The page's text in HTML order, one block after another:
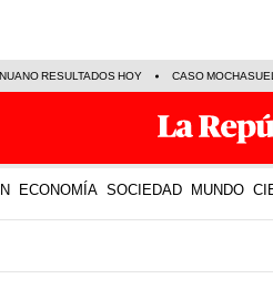
RESULTADOS HOY CASO
ECONOMÍA SOCIEDAD MUNDO